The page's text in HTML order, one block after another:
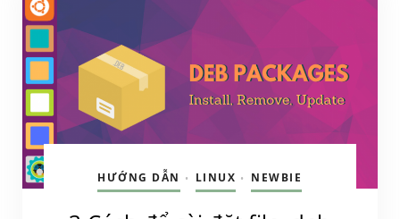
HƯỚNG DẪN • LINUX • NEWBIE